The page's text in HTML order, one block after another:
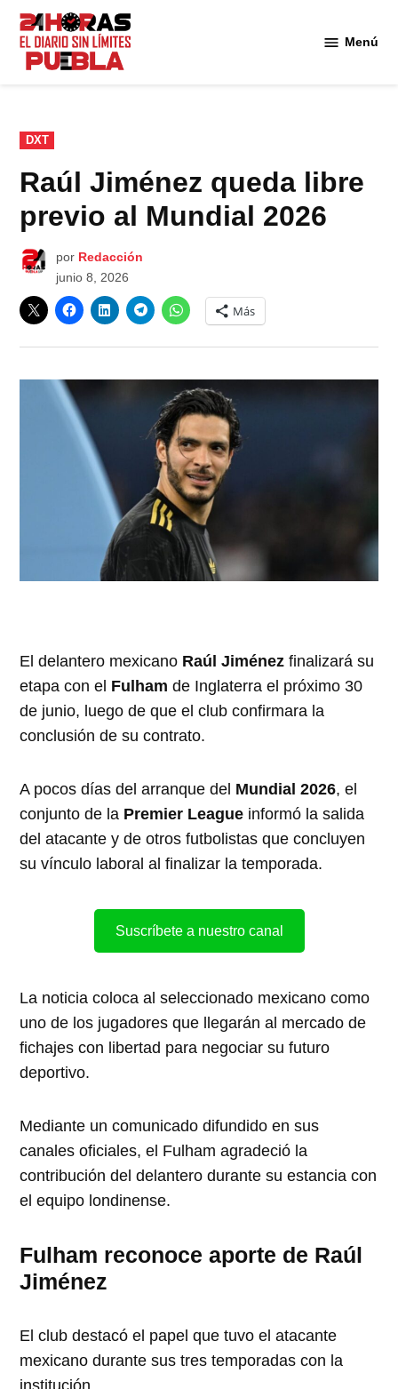
Saltar
contenido
Menú
PUBLICADO
EN
DXT
Raúl Jiménez queda libre
previo al Mundial 2026
por Redacción
junio 8, 2026
Más
El delantero mexicano Raúl Jiménez finalizará su
etapa con el Fulham de Inglaterra el próximo 30
de junio, luego de que el club confirmara la
conclusión de su contrato.
A pocos días del arranque del Mundial 2026, el
conjunto de la Premier League informó la salida
del atacante y de otros futbolistas que concluyen
su vínculo laboral al finalizar la temporada.
Suscríbete a nuestro canal
La noticia coloca al seleccionado mexicano como
uno de los jugadores que llegarán al mercado de
fichajes con libertad para negociar su futuro
deportivo.
Mediante un comunicado difundido en sus
canales oficiales, el Fulham agradeció la
contribución del delantero durante su estancia con
el equipo londinense.
Fulham reconoce aporte de Raúl
Jiménez
El club destacó el papel que tuvo el atacante
mexicano durante sus tres temporadas con la
institución.